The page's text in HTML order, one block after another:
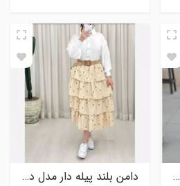
دامن بلند زنانه لنین قد قابل تغییر دامن بلند پیله دار مدل دلاناز